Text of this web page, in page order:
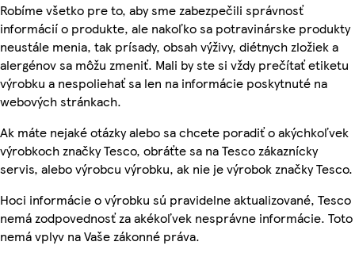
Robíme všetko pre to, aby sme zabezpečili správnosť
informácií o produkte, ale nakoľko sa potravinárske produkty
neustále menia, tak prísady, obsah výživy, diétnych zložiek a
alergénov sa môžu zmeniť. Mali by ste si vždy prečítať etiketu
výrobku a nespoliehať sa len na informácie poskytnuté na
webových stránkach.
Ak máte nejaké otázky alebo sa chcete poradiť o akýchkoľvek
výrobkoch značky Tesco, obráťte sa na Tesco zákaznícky
servis, alebo výrobcu výrobku, ak nie je výrobok značky Tesco.
Hoci informácie o výrobku sú pravidelne aktualizované, Tesco
nemá zodpovednosť za akékoľvek nesprávne informácie. Toto
nemá vplyv na Vaše zákonné práva.